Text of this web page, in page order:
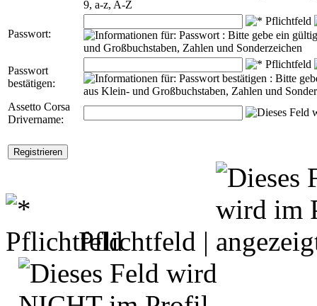
Passwort:
Passwort
bestätigen:
Assetto Corsa
Drivername:
Pflichtfeld |